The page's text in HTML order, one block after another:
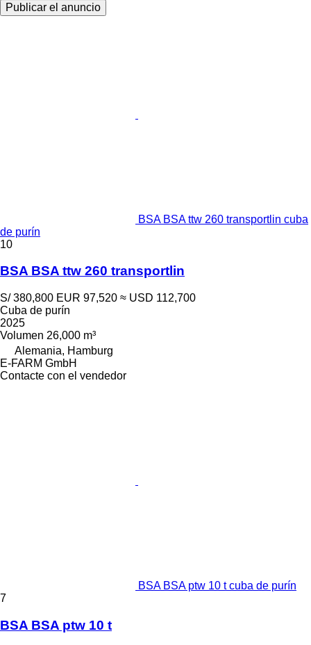
Publicar el anuncio
BSA BSA ttw 260 transportlin cuba
de purín
10
BSA BSA ttw 260 transportlin
S/ 380,800 EUR 97,520 ≈ USD 112,700
Cuba de purín
2025
Volumen 26,000 m³
Alemania, Hamburg
E-FARM GmbH
Contacte con el vendedor
BSA BSA ptw 10 t cuba de purín
7
BSA BSA ptw 10 t